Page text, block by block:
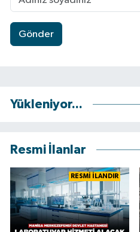
Gönder
Yükleniyor...
Resmi İlanlar
RESMİ İLANDIR